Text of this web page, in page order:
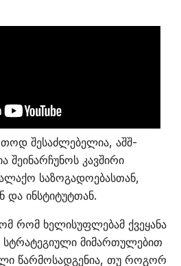
შესაძლებელია, აშშ-
შეინარჩუნოს კავშირი
საზოგადოებასთან,
და ინსტიტუტთან.
რომ ხელისუფლებამ ქვეყანა
სტრატეგიული მიმართულებით
წარმოსადგენია, თუ როგორ